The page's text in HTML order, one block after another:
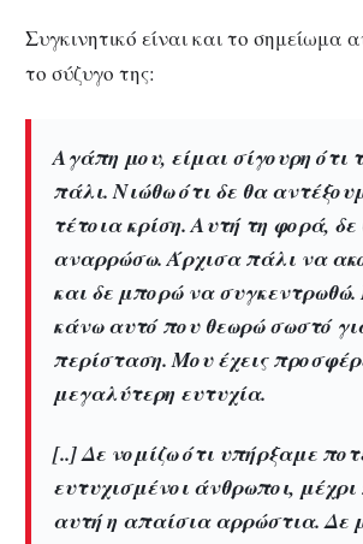
Συγκινητικό είναι και το σημείωμα
το σύζυγο της:
Αγάπη μου, είμαι σίγουρη ότι
πάλι. Νιώθω ότι δε θα
τέτοια κρίση. Αυτή τη φορά, δε
αναρρώσω. Άρχισα πάλι να
και δε μπορώ να συγκεντρωθώ.
κάνω αυτό που θεωρώ σωστό
περίσταση. Μου έχεις
μεγαλύτερη ευτυχία.
[..] Δε νομίζω ότι υπήρξαμε
ευτυχισμένοι άνθρωποι,
αυτή η απαίσια αρρώστια. Δε